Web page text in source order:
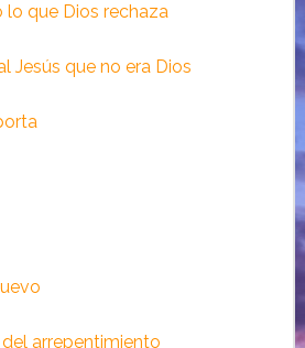
que Dios rechaza
Jesús que no era Dios
arrepentimiento